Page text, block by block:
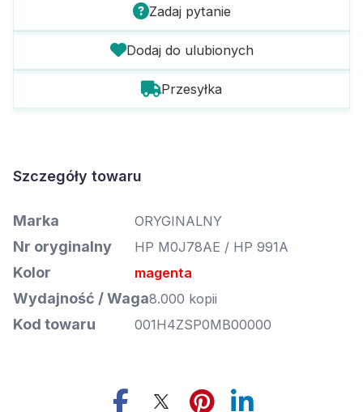
Zadaj pytanie
Dodaj do ulubionych
Przesyłka
Szczegóły towaru
Marka ORYGINALNY
Nr oryginalny HP M0J78AE / HP 991A
Kolor magenta
Wydajność / Waga8.000 kopii
Kod towaru 001H4ZSP0MB00000